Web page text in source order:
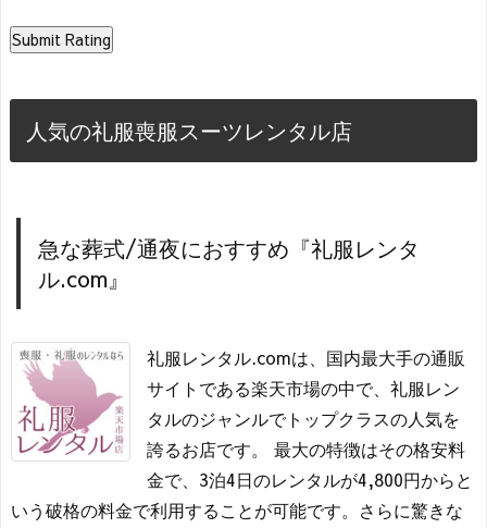
人気の礼服喪服スーツレンタル店
急な葬式/通夜におすすめ『礼服レンタ
ル.com』
礼服レンタル.comは、国内最大手の通販
サイトである楽天市場の中で、礼服レン
タルのジャンルでトップクラスの人気を
誇るお店です。 最大の特徴はその格安料
金で、3泊4日のレンタルが4,800円からと
いう破格の料金で利用することが可能です。さらに驚きな